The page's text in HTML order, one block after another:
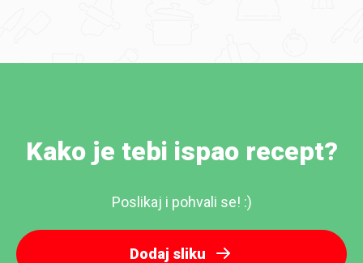
Kako je tebi ispao recept?
Poslikaj i pohvali se! :)
Dodaj sliku